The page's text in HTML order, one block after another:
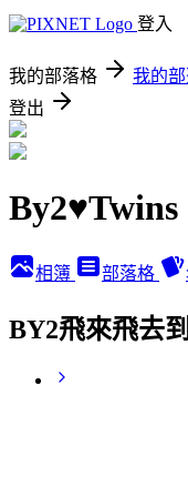
登入
我的部落格 我的
登出
By2♥Twins
相簿 部落格
BY2飛來飛去